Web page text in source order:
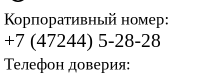
Корпоративный номер:
+7 (47244) 5-28-28
Телефон доверия: